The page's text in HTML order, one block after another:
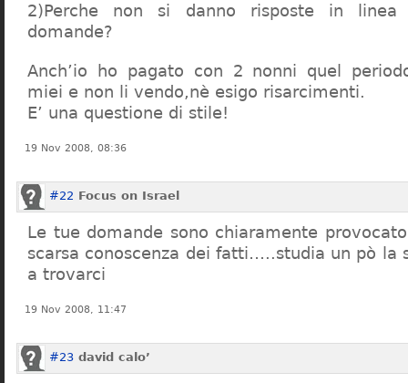
2)Perche non si danno risposte in
domande?
Anch’io ho pagato con 2 nonni quel
miei e non li vendo,nè esigo risarcimenti.
E’ una questione di stile!
19 Nov 2008, 08:36
#22 Focus on Israel
Le tue domande sono chiaramente
scarsa conoscenza dei fatti…..studia un pò la
a trovarci
19 Nov 2008, 11:47
#23 david calo’